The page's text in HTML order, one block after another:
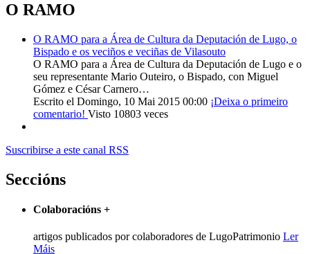
O RAMO
O RAMO para a Área de Cultura da Deputación de Lugo, o
Bispado e os veciños e veciñas de Vilasouto
O RAMO para a Área de Cultura da Deputación de Lugo e o
seu representante Mario Outeiro, o Bispado, con Miguel
Gómez e César Carnero…
Escrito el Domingo, 10 Mai 2015 00:00 ¡Deixa o primeiro
comentario! Visto 10803 veces
Suscribirse a este canal RSS
Seccións
Colaboracións +
artigos publicados por colaboradores de LugoPatrimonio Ler
Máis